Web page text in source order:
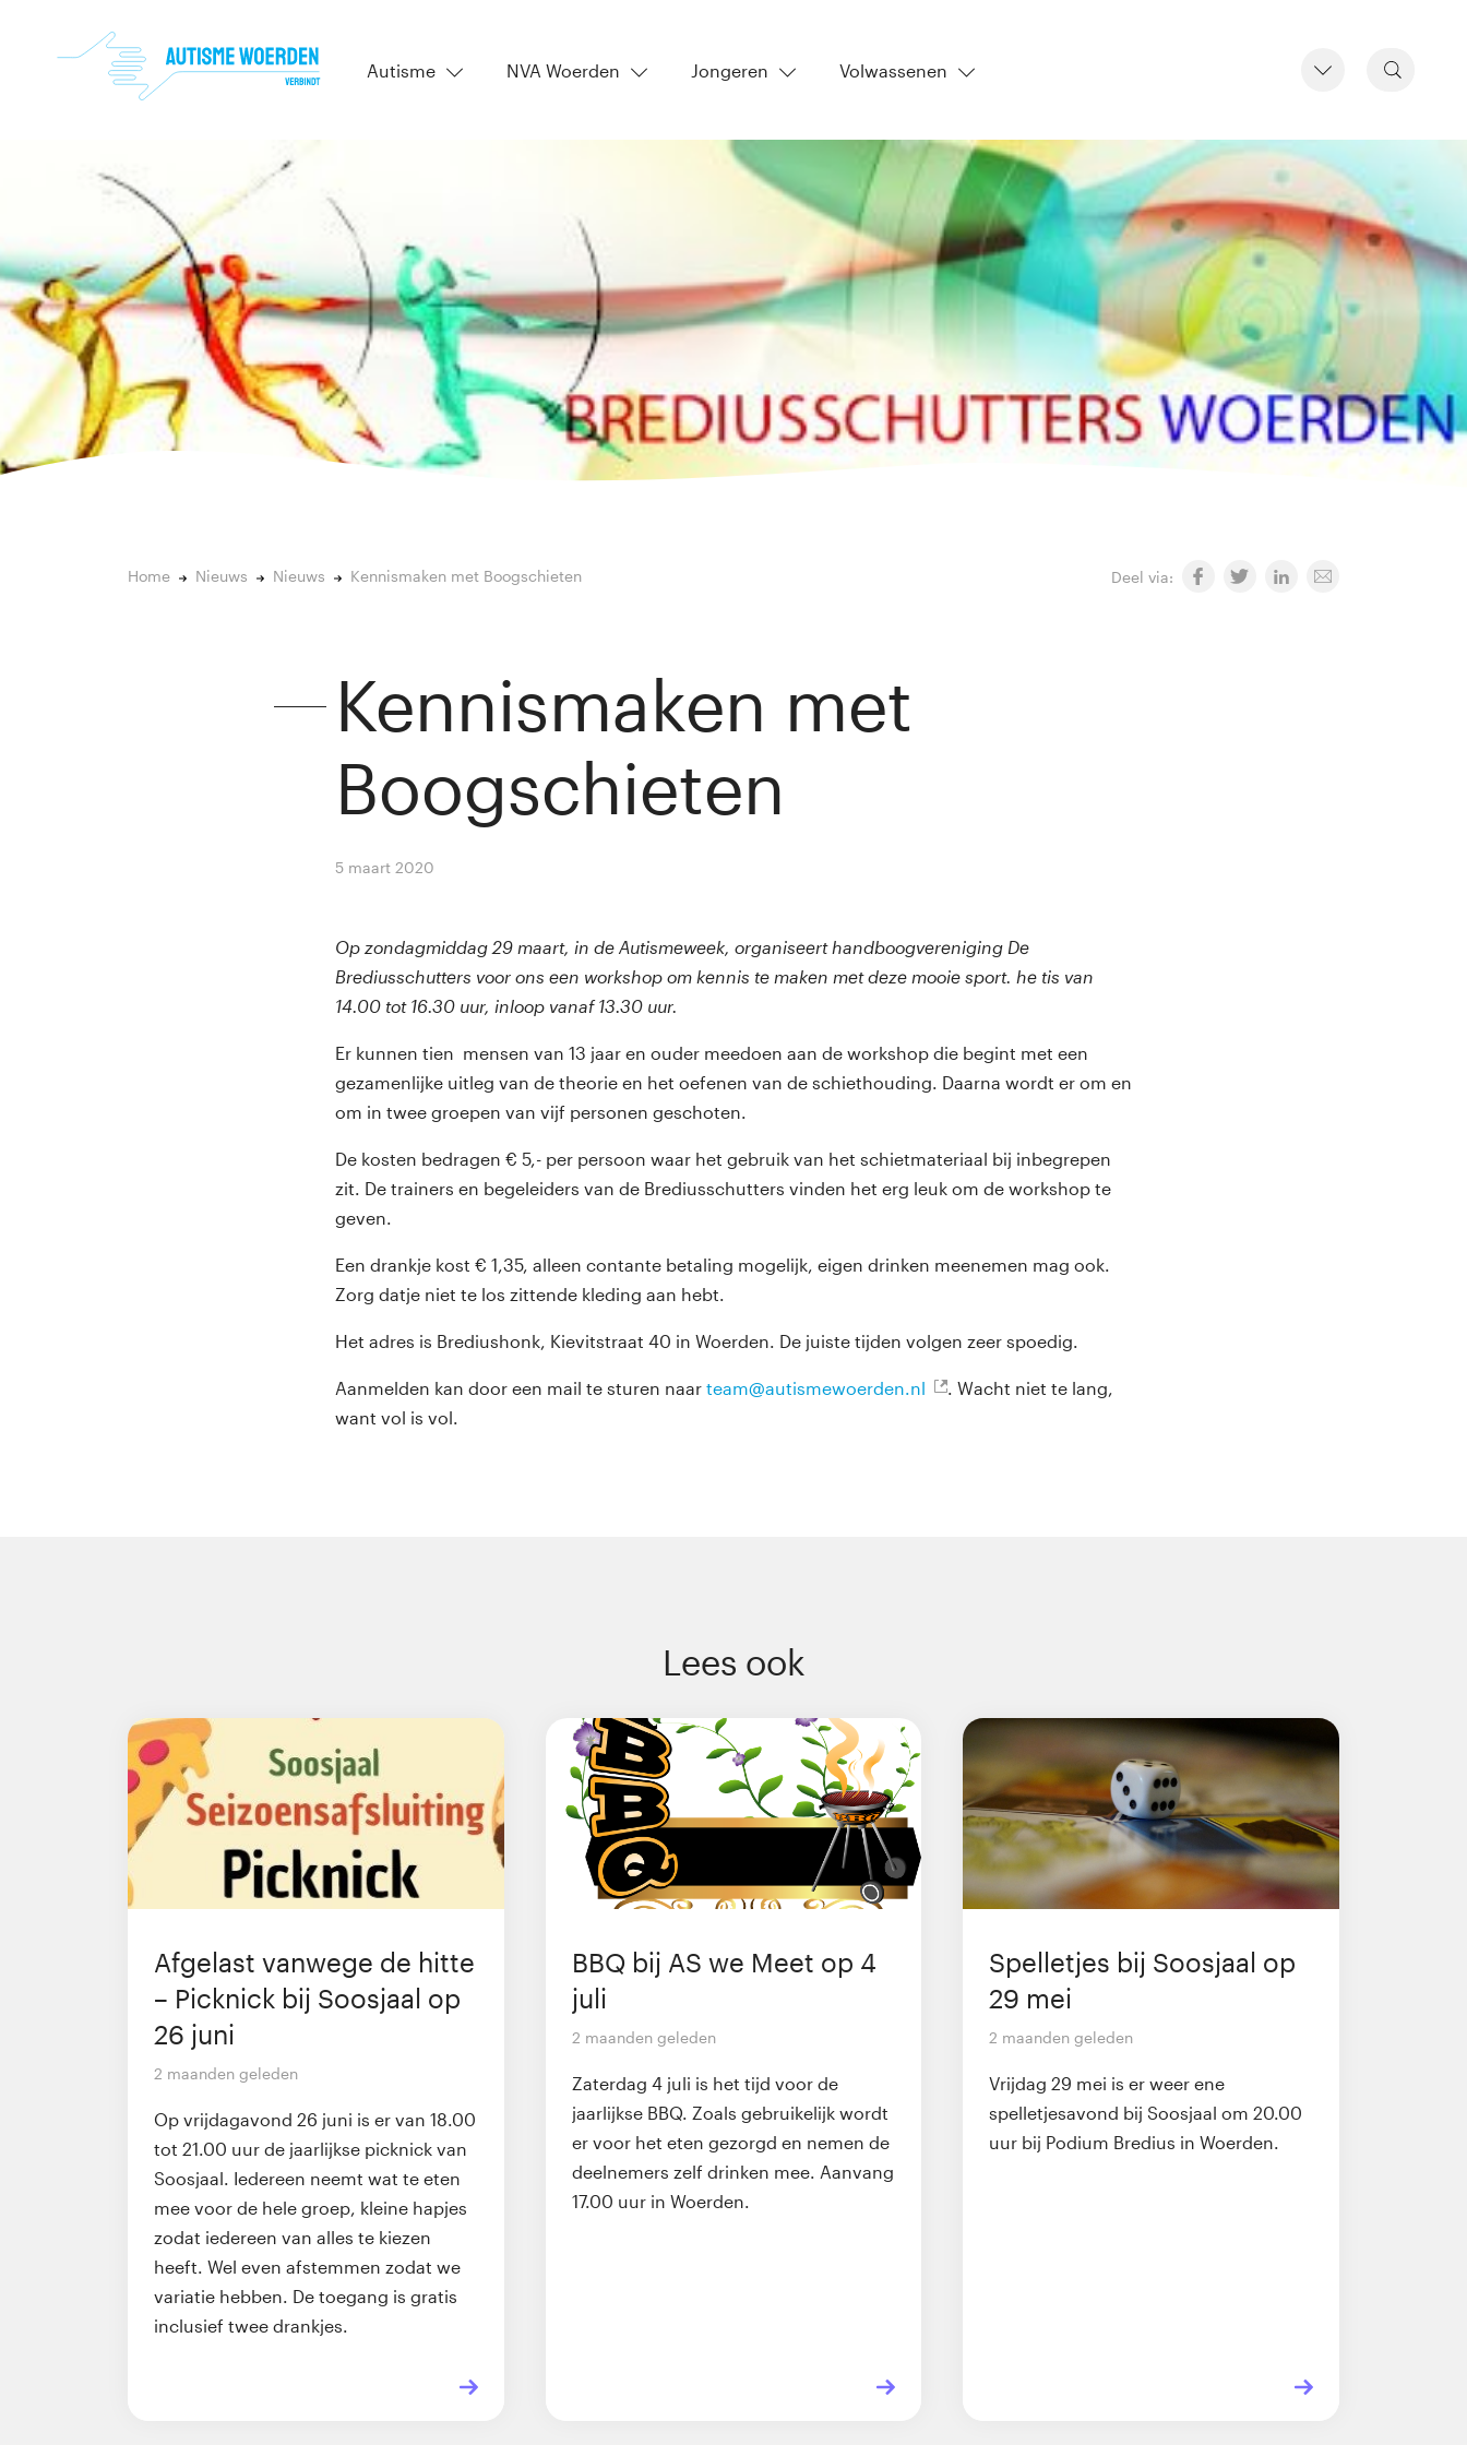
Autisme NVA Woerden Jongeren Volwassenen
Home Nieuws Nieuws Kennismaken met Boogschieten Deel via:
Kennismaken met
Boogschieten
5 maart 2020
Op zondagmiddag 29 maart, in de Autismeweek, organiseert handboogvereniging De
Brediusschutters voor ons een workshop om kennis te maken met deze mooie sport. he tis van
14.00 tot 16.30 uur, inloop vanaf 13.30 uur.
Er kunnen tien mensen van 13 jaar en ouder meedoen aan de workshop die begint met een
gezamenlijke uitleg van de theorie en het oefenen van de schiethouding. Daarna wordt er om en
om in twee groepen van vijf personen geschoten.
De kosten bedragen € 5,- per persoon waar het gebruik van het schietmateriaal bij inbegrepen
zit. De trainers en begeleiders van de Brediusschutters vinden het erg leuk om de workshop te
geven.
Een drankje kost € 1,35, alleen contante betaling mogelijk, eigen drinken meenemen mag ook.
Zorg datje niet te los zittende kleding aan hebt.
Het adres is Brediushonk, Kievitstraat 40 in Woerden. De juiste tijden volgen zeer spoedig.
Aanmelden kan door een mail te sturen naar team@autismewoerden.nl
. Wacht niet te lang,
want vol is vol.
Lees ook
Afgelast vanwege de hitte
– Picknick bij Soosjaal op
26 juni
2 maanden geleden
Op vrijdagavond 26 juni is er van 18.00
tot 21.00 uur de jaarlijkse picknick van
Soosjaal. Iedereen neemt wat te eten
mee voor de hele groep, kleine hapjes
zodat iedereen van alles te kiezen
heeft. Wel even afstemmen zodat we
variatie hebben. De toegang is gratis
inclusief twee drankjes.
BBQ bij AS we Meet op 4
juli
2 maanden geleden
Zaterdag 4 juli is het tijd voor de
jaarlijkse BBQ. Zoals gebruikelijk wordt
er voor het eten gezorgd en nemen de
deelnemers zelf drinken mee. Aanvang
17.00 uur in Woerden.
Spelletjes bij Soosjaal op
29 mei
2 maanden geleden
Vrijdag 29 mei is er weer ene
spelletjesavond bij Soosjaal om 20.00
uur bij Podium Bredius in Woerden.